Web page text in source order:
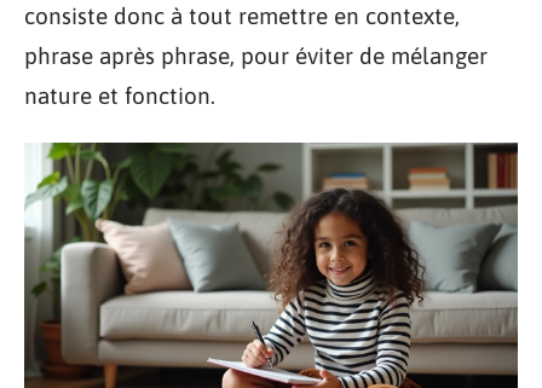
consiste donc à tout remettre en contexte,
phrase après phrase, pour éviter de mélanger
nature et fonction.